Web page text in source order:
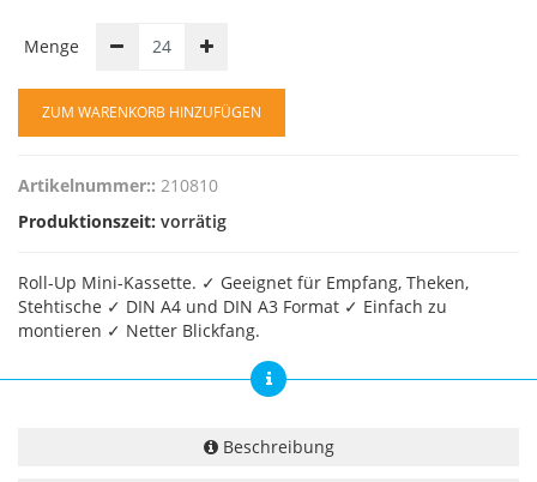
Menge
ZUM WARENKORB HINZUFÜGEN
Artikelnummer:: 210810
Produktionszeit: vorrätig
Roll-Up Mini-Kassette. ✓ Geeignet für Empfang, Theken,
Stehtische ✓ DIN A4 und DIN A3 Format ✓ Einfach zu
montieren ✓ Netter Blickfang.
Beschreibung